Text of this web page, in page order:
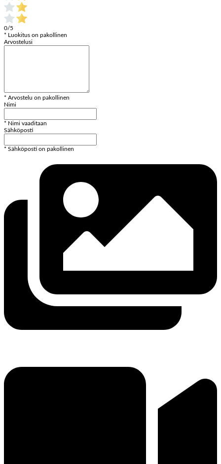
0/5
* Luokitus on pakollinen
Arvostelusi
* Arvostelu on pakollinen
Nimi
* Nimi vaaditaan
Sähköposti
* Sähköposti on pakollinen